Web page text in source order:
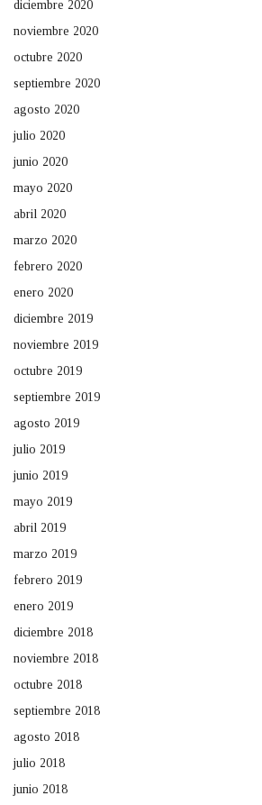
diciembre 2020
noviembre 2020
octubre 2020
septiembre 2020
agosto 2020
julio 2020
junio 2020
mayo 2020
abril 2020
marzo 2020
febrero 2020
enero 2020
diciembre 2019
noviembre 2019
octubre 2019
septiembre 2019
agosto 2019
julio 2019
junio 2019
mayo 2019
abril 2019
marzo 2019
febrero 2019
enero 2019
diciembre 2018
noviembre 2018
octubre 2018
septiembre 2018
agosto 2018
julio 2018
junio 2018